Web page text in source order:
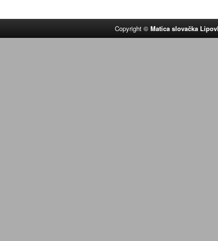
Copyright ©Matica slovačka